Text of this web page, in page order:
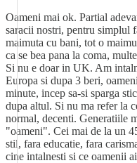
Oameni mai ok. Partial
saracii nostri, pentru simplul
maimuta cu bani, tot o
ca se bea pana la coma,
Si nu e doar in UK. Am
Europa si dupa 3 beri,
minute, incep sa-si sparga
dupa altul. Si nu ma refer la
normal, decenti. Generatiile
"oameni". Cei mai de la un
stil, fara educatie, fara
cine intalnesti si ce oamenii